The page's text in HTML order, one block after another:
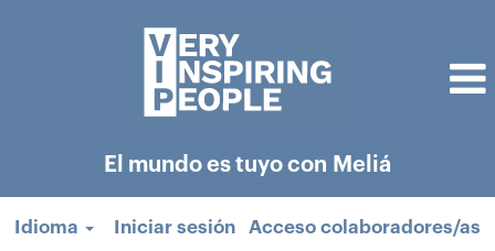
El mundo es tuyo con Meliá
Idioma Iniciar sesión Acceso colaboradores/as